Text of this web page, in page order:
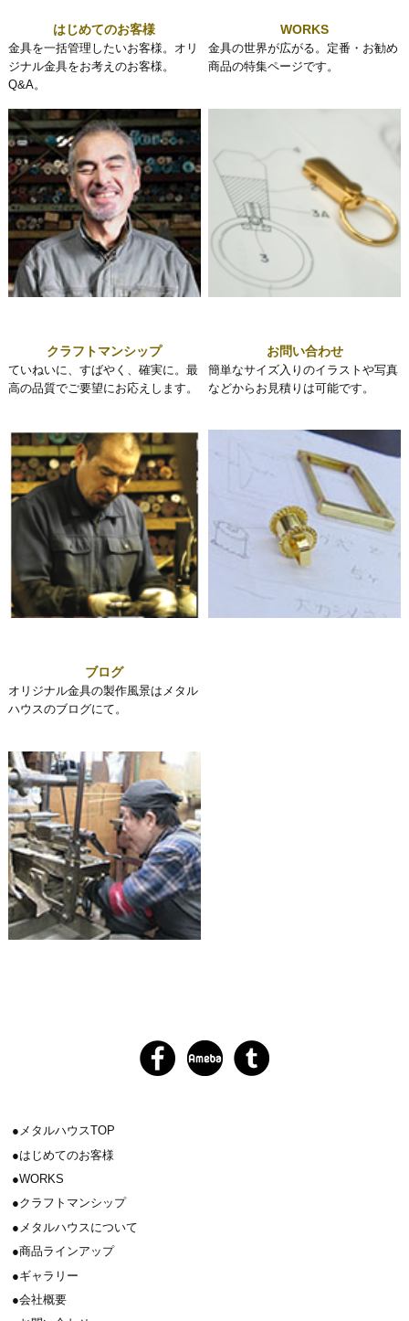
はじめてのお客様
金具を一括管理したいお客様。オリ
ジナル金具をお考えのお客様。
Q&A。
WORKS
金具の世界が広がる。定番・お勧め
商品の特集ページです。
クラフトマンシップ
ていねいに、すばやく、確実に。最
高の品質でご要望にお応えします。
お問い合わせ
簡単なサイズ入りのイラストや写真
などからお見積りは可能です。
ブログ
オリジナル金具の製作風景はメタル
ハウスのブログにて。
メタルハウスTOP
はじめてのお客様
WORKS
クラフトマンシップ
メタルハウスについて
商品ラインアップ
ギャラリー
会社概要